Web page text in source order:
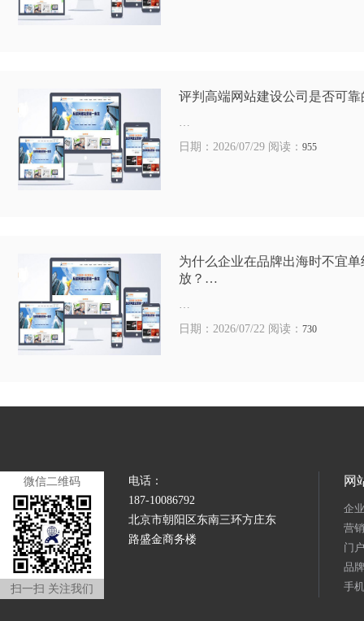
评判高端网站建设公司是否可
…
日期：2026/07/29 阅读： 955
为什么企业在品牌出海时不宜
放？…
…
日期：2026/07/22 阅读： 730
微信二维码
扫一扫 关注我们
电话：
187-10086792
北京市朝阳区东南三环方庄东
路盛金商务楼
网
企
营
门
品
手